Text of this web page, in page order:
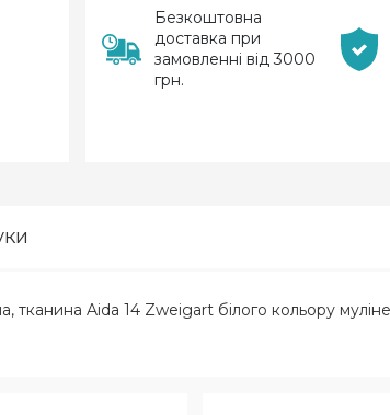
Безкоштовна
доставка при
замовленні від 3000
грн.
тканина Aida 14 Zweigart білого кольору